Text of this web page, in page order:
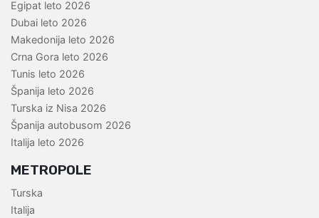
Egipat leto 2026
Dubai leto 2026
Makedonija leto 2026
Crna Gora leto 2026
Tunis leto 2026
Španija leto 2026
Turska iz Nisa 2026
Španija autobusom 2026
Italija leto 2026
METROPOLE
Turska
Italija